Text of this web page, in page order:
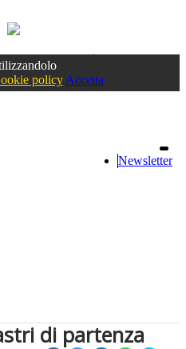
Accedioppure registrati
policy Accetta
Newsletter
di partenza